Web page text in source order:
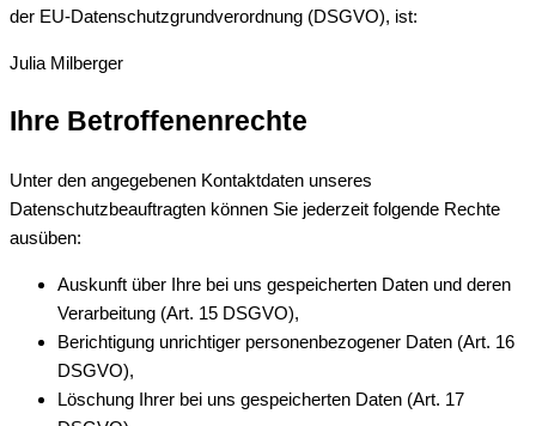
der EU-Datenschutzgrundverordnung (DSGVO), ist:
Julia Milberger
Ihre Betroffenenrechte
Unter den angegebenen Kontaktdaten unseres
Datenschutzbeauftragten können Sie jederzeit folgende Rechte
ausüben:
Auskunft über Ihre bei uns gespeicherten Daten und deren
Verarbeitung (Art. 15 DSGVO),
Berichtigung unrichtiger personenbezogener Daten (Art. 16
DSGVO),
Löschung Ihrer bei uns gespeicherten Daten (Art. 17